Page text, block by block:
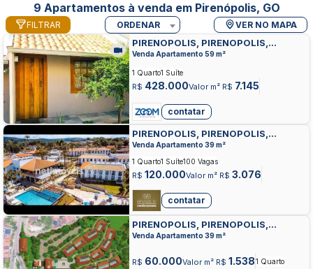
9 Apartamentos à venda em Pirenópolis, GO
FILTRAR ORDENAR VER NO MAPA
PIRENOPOLIS, PIRENOPOLIS,
PIRENOPOLIS
Venda Apartamento 59 m²
R$ 428.000Valor m² R$ 7.145
1 Quarto1 Suíte
contatar
PIRENOPOLIS, PIRENOPOLIS,
PIRENOPOLIS
Venda Apartamento 39 m²
R$ 120.000Valor m² R$ 3.076
1 Quarto1 Suíte100 Vagas
contatar
PIRENOPOLIS, PIRENOPOLIS,
PIRENOPOLIS
Venda Apartamento 39 m²
R$ 60.000Valor m² R$ 1.5381 Quarto